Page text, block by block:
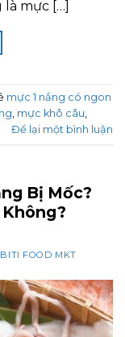
là mực […]
mực 1 nắng có ngon
, mực khô câu,
Để lại một bình luận
Bị Mốc?
BITI FOOD MKT